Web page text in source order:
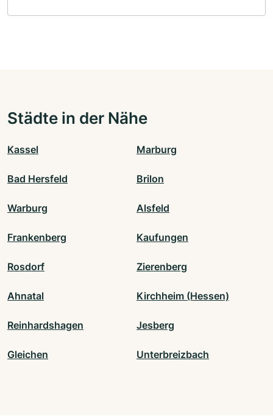
Städte in der Nähe
Kassel Marburg
Bad Hersfeld Brilon
Warburg Alsfeld
Frankenberg Kaufungen
Rosdorf Zierenberg
Ahnatal Kirchheim (Hessen)
Reinhardshagen Jesberg
Gleichen Unterbreizbach